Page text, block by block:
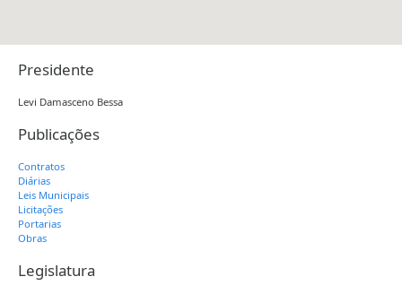
Presidente
Levi Damasceno Bessa
Publicações
Contratos
Diárias
Leis Municipais
Licitações
Portarias
Obras
Legislatura